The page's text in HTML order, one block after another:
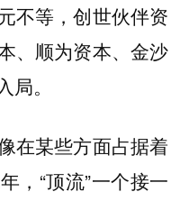
不等，创世伙伴资
、顺为资本、金沙
。
在某些方面占据着
，“顶流”一个接一